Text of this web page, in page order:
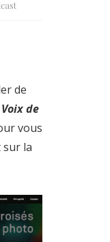
de
de
vous
sur la